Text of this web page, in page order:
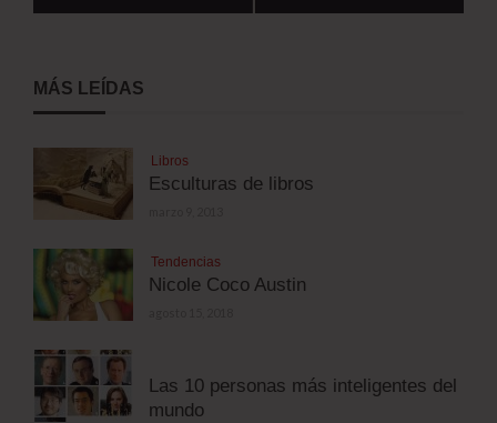
MÁS LEÍDAS
Libros
Esculturas de libros
Tendencias
Nicole Coco Austin
Las 10 personas más inteligentes del
mundo